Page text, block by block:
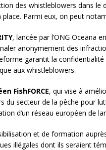
des whistleblowers dans le
Parmi eux, on peut
, lancée par l’ONG Oceana
anonymement des
garantit la
aux whistleblowers.
FishFORCE, qui vise à
du secteur de la pêche pour
d’un réseau européen de
et de formation
illégales dont ils seraient